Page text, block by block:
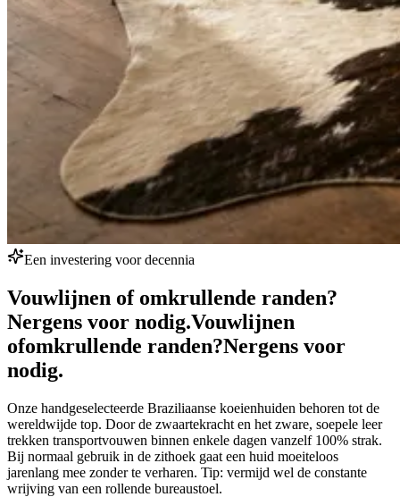
Een investering voor decennia
Vouwlijnen of omkrullende randen?
Nergens voor nodig.Vouwlijnen
ofomkrullende randen?Nergens voor
nodig.
Onze handgeselecteerde Braziliaanse koeienhuiden behoren tot de
wereldwijde top. Door de zwaartekracht en het zware, soepele leer
trekken transportvouwen binnen enkele dagen vanzelf 100% strak.
Bij normaal gebruik in de zithoek gaat een huid moeiteloos
jarenlang mee zonder te verharen. Tip: vermijd wel de constante
wrijving van een rollende bureaustoel.